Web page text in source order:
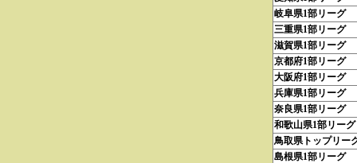
岐阜県1部リーグ
三重県1部リーグ
滋賀県1部リーグ
京都府1部リーグ
大阪府1部リーグ
兵庫県1部リーグ
奈良県1部リーグ
和歌山県1部リーグ
鳥取県トップリー
島根県1部リーグ